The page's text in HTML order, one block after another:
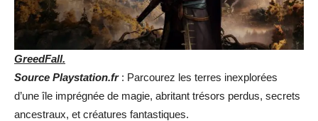
GreedFall.
Source Playstation.fr : Parcourez les terres inexplorées
d’une île imprégnée de magie, abritant trésors perdus, secrets
ancestraux, et créatures fantastiques.